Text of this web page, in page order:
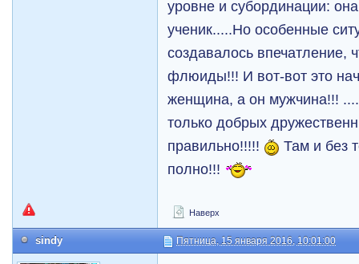
уровне и субординации:
ученик.....Но особенные
создавалось впечатление,
флюиды!!! И вот-вот это
женщина, а он мужчина!!!
только добрых
правильно!!!!!
Там и без
полно!!!
Наверх
sindy Пятница, 15 января 2016, 10:01:00